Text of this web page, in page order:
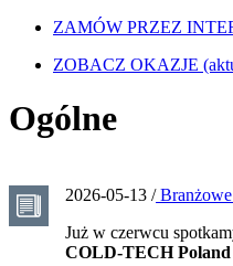
ZAMÓW PRZEZ
ZOBACZ OKAZJE
Ogólne
2026-05-13 /Branżowe
Już w czerwcu
COLD-TECH Poland